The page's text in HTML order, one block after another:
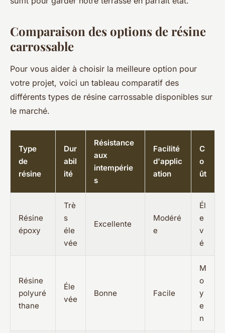
Comparaison des options de résine
carrossable
Pour vous aider à choisir la meilleure option pour
votre projet, voici un tableau comparatif des
différents types de résine carrossable disponibles sur
le marché.
Type
de
résine
Dur
abil
ité
Résistance
aux
intempérie
s
Facilité
d'applic
ation
C
o
ût
Résine
époxy
Trè
s
éle
vée
Excellente
Modéré
e
Él
e
v
é
Résine
polyuré
thane
Éle
vée
Bonne Facile
M
o
y
e
n